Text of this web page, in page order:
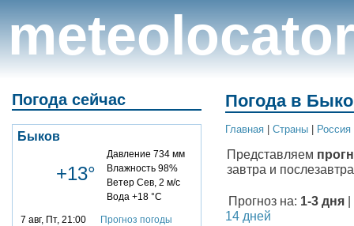
meteolocator
Погода сейчас
Быков
+13°
Давление 734 мм
Влажность 98%
Ветер Сев, 2 м/с
Вода +18 °C
7 авг, Пт, 21:00 Прогноз погоды
Погода в
Главная Cтраны Россия
Представляем
завтра и
Прогноз на: 1-3 дня
14 дней